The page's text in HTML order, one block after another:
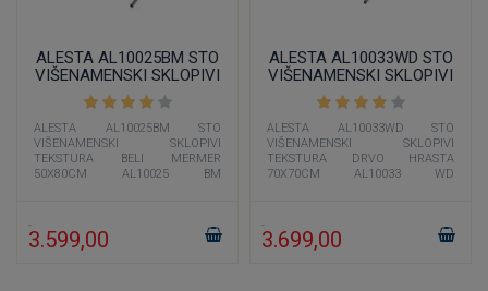
ALESTA AL10025BM STO
VIŠENAMENSKI SKLOPIVI
TEKSTURA BELI MERMER
50X80CM
ALESTA AL10025BM STO
VIŠENAMENSKI SKLOPIVI
TEKSTURA BELI MERMER
50X80CM AL10025 BM
3.599,00
ALESTA AL10033WD STO
VIŠENAMENSKI SKLOPIVI
TEKSTURA DRVO HRASTA
70X70CM
ALESTA AL10033WD STO
VIŠENAMENSKI SKLOPIVI
TEKSTURA DRVO HRASTA
70X70CM AL10033 WD
3.699,00